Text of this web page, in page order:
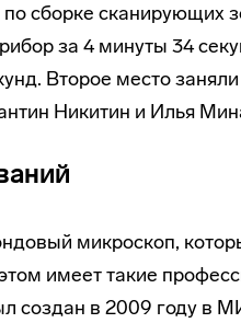
по сборке сканирующих
за 4 минуты 34
Второе место
Никитин и Илья
микроскоп,
имеет такие
создан в 2009 году в